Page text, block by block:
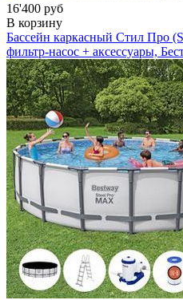
16'400 руб
В корзину
Бассейн каркасный Стил Про
фильтр-насос + аксессуары,